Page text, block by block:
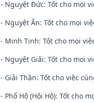
- Nguyệt Đức: Tốt cho mọi
- Nguyệt Ân: Tốt cho mọi
- Minh Tinh: Tốt cho mọi
- Nguyệt Giải: Tốt cho mọi
- Giải Thần: Tốt cho việc
- Phổ Hộ (Hội Hộ): Tốt cho